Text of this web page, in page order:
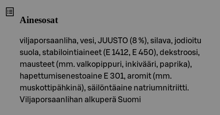
Ainesosat
viljaporsaanliha, vesi, JUUSTO (8 %), silava, jodioitu
suola, stabilointiaineet (E 1412, E 450), dekstroosi,
mausteet (mm. valkopippuri, inkivääri, paprika),
hapettumisenestoaine E 301, aromit (mm.
muskottipähkinä), säilöntäaine natriumnitriitti.
Viljaporsaanlihan alkuperä Suomi